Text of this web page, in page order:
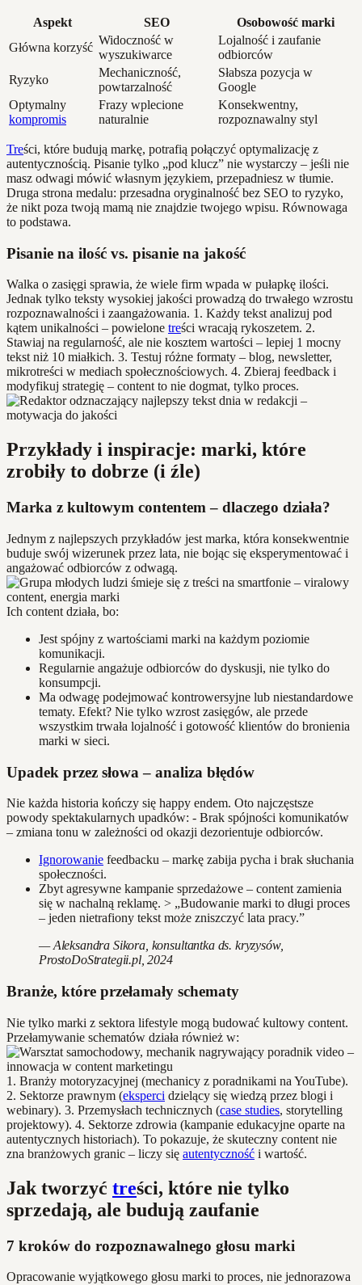
Aspekt SEO
Osobowość marki
Główna korzyść
Widoczność w
wyszukiwarce
Lojalność i zaufanie
odbiorców
Ryzyko
Mechaniczność,
powtarzalność
Słabsza pozycja w
Google
Optymalny
kompromis
Frazy wplecione
naturalnie
Konsekwentny,
rozpoznawalny styl
Treści, które budują markę, potrafią połączyć optymalizację z
autentycznością. Pisanie tylko „pod klucz” nie wystarczy – jeśli nie
masz odwagi mówić własnym językiem, przepadniesz w tłumie.
Druga strona medalu: przesadna oryginalność bez SEO to ryzyko,
że nikt poza twoją mamą nie znajdzie twojego wpisu. Równowaga
to podstawa.
Pisanie na ilość vs. pisanie na jakość
Walka o zasięgi sprawia, że wiele firm wpada w pułapkę ilości.
Jednak tylko teksty wysokiej jakości prowadzą do trwałego wzrostu
rozpoznawalności i zaangażowania. 1. Każdy tekst analizuj pod
kątem unikalności – powielone treści wracają rykoszetem. 2.
Stawiaj na regularność, ale nie kosztem wartości – lepiej 1 mocny
tekst niż 10 miałkich. 3. Testuj różne formaty – blog, newsletter,
mikrotreści w mediach społecznościowych. 4. Zbieraj feedback i
modyfikuj strategię – content to nie dogmat, tylko proces.
Przykłady i inspiracje: marki, które
zrobiły to dobrze (i źle)
Marka z kultowym contentem – dlaczego działa?
Jednym z najlepszych przykładów jest marka, która konsekwentnie
buduje swój wizerunek przez lata, nie bojąc się eksperymentować i
angażować odbiorców z odwagą.
Ich content działa, bo:
Jest spójny z wartościami marki na każdym poziomie
komunikacji.
Regularnie angażuje odbiorców do dyskusji, nie tylko do
konsumpcji.
Ma odwagę podejmować kontrowersyjne lub niestandardowe
tematy. Efekt? Nie tylko wzrost zasięgów, ale przede
wszystkim trwała lojalność i gotowość klientów do bronienia
marki w sieci.
Upadek przez słowa – analiza błędów
Nie każda historia kończy się happy endem. Oto najczęstsze
powody spektakularnych upadków: - Brak spójności komunikatów
– zmiana tonu w zależności od okazji dezorientuje odbiorców.
Ignorowanie feedbacku – markę zabija pycha i brak słuchania
społeczności.
Zbyt agresywne kampanie sprzedażowe – content zamienia
się w nachalną reklamę. > „Budowanie marki to długi proces
– jeden nietrafiony tekst może zniszczyć lata pracy.”
— Aleksandra Sikora, konsultantka ds. kryzysów,
ProstoDoStrategii.pl, 2024
Branże, które przełamały schematy
Nie tylko marki z sektora lifestyle mogą budować kultowy content.
Przełamywanie schematów działa również w:
1. Branży motoryzacyjnej (mechanicy z poradnikami na YouTube).
2. Sektorze prawnym (eksperci dzielący się wiedzą przez blogi i
webinary). 3. Przemysłach technicznych (case studies, storytelling
projektowy). 4. Sektorze zdrowia (kampanie edukacyjne oparte na
autentycznych historiach). To pokazuje, że skuteczny content nie
zna branżowych granic – liczy się autentyczność i wartość.
Jak tworzyć treści, które nie tylko
sprzedają, ale budują zaufanie
7 kroków do rozpoznawalnego głosu marki
Opracowanie wyjątkowego głosu marki to proces, nie jednorazowa